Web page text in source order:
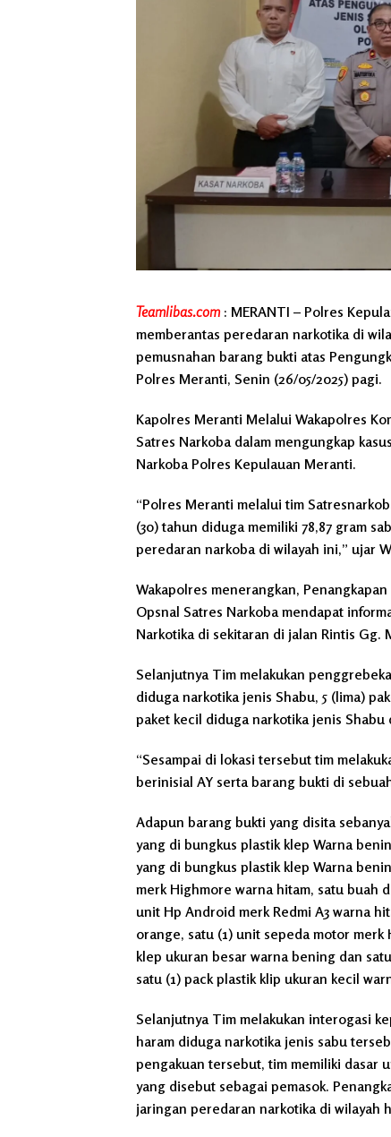
Teamlibas.com : MERANTI – Polres
memberantas peredaran narkotika di
pemusnahan barang bukti atas
Polres Meranti, Senin (26/05/2025) pagi.
Kapolres Meranti Melalui Wakapolres
Satres Narkoba dalam mengungkap
Narkoba Polres Kepulauan Meranti.
“Polres Meranti melalui tim
(30) tahun diduga memiliki 78,87 gram
peredaran narkoba di wilayah ini,” ujar
Wakapolres menerangkan,
Opsnal Satres Narkoba mendapat
Narkotika di sekitaran di jalan Rintis Gg.
Selanjutnya Tim melakukan
diduga narkotika jenis Shabu, 5 (lima)
paket kecil diduga narkotika jenis Shabu
“Sesampai di lokasi tersebut tim
berinisial AY serta barang bukti di
Adapun barang bukti yang disita
yang di bungkus plastik klep Warna
yang di bungkus plastik klep Warna
merk Highmore warna hitam, satu buah
unit Hp Android merk Redmi A3 warna
orange, satu (1) unit sepeda motor
klep ukuran besar warna bening dan
satu (1) pack plastik klip ukuran kecil
Selanjutnya Tim melakukan interogasi
haram diduga narkotika jenis sabu
pengakuan tersebut, tim memiliki dasar
yang disebut sebagai pemasok.
jaringan peredaran narkotika di wilayah